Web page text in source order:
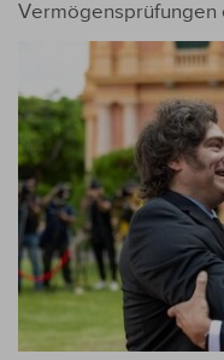
Vermögensprüfungen